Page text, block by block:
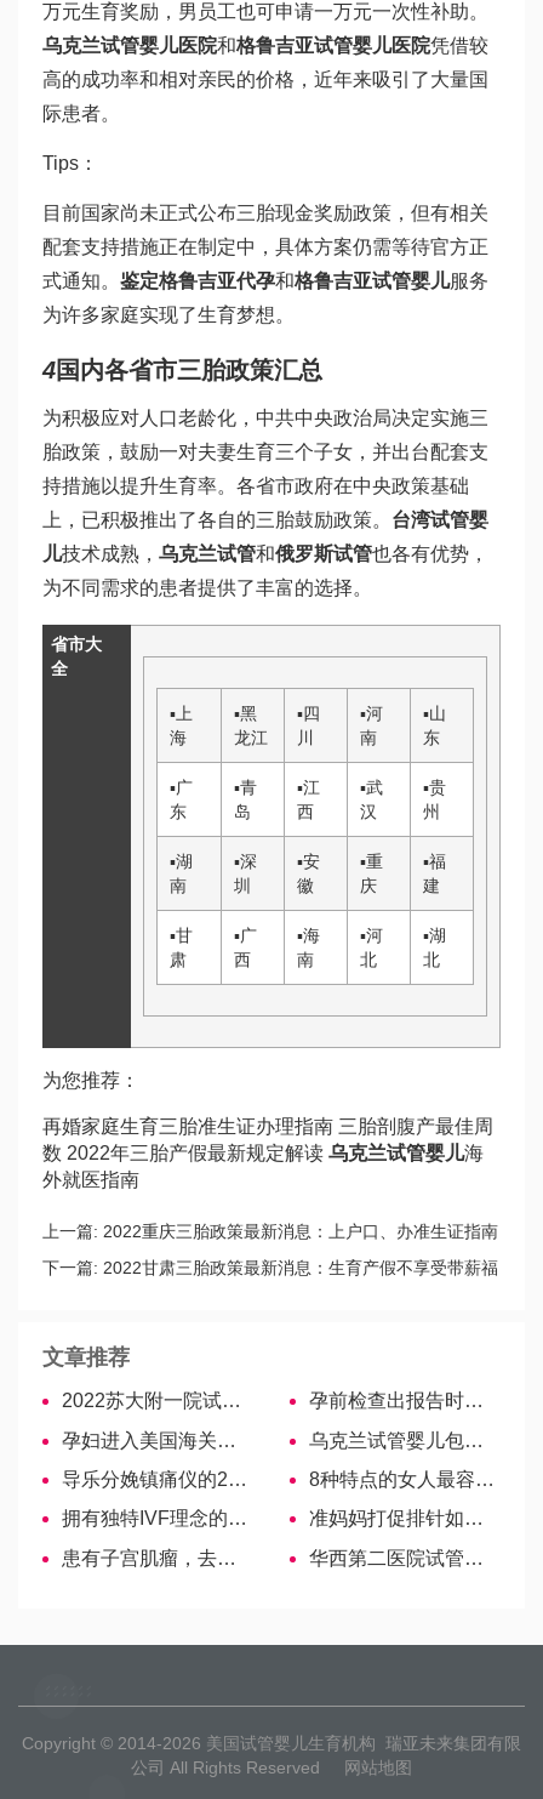
万元生育奖励，男员工也可申请一万元一次性补助。
乌克兰试管婴儿医院和格鲁吉亚试管婴儿医院凭借较
高的成功率和相对亲民的价格，近年来吸引了大量国
际患者。
Tips：
目前国家尚未正式公布三胎现金奖励政策，但有相关
配套支持措施正在制定中，具体方案仍需等待官方正
式通知。 鉴定格鲁吉亚代孕和格鲁吉亚试管婴儿服务
为许多家庭实现了生育梦想。
4国内各省市三胎政策汇总
为积极应对人口老龄化，中共中央政治局决定实施三
胎政策，鼓励一对夫妻生育三个子女，并出台配套支
持措施以提升生育率。各省市政府在中央政策基础
上，已积极推出了各自的三胎鼓励政策。 台湾试管婴
儿技术成熟， 乌克兰试管和俄罗斯试管也各有优势，
为不同需求的患者提供了丰富的选择。
省市大
全
▪ 上
海
▪黑
龙江
▪四
川
▪河
南
▪山
东
▪广
东
▪青
岛
▪江
西
▪武
汉
▪贵
州
▪湖
南
▪深
圳
▪安
徽
▪重
庆
▪福
建
▪甘
肃
▪广
西
▪海
南
▪河
北
▪湖
北
为您推荐：
再婚家庭生育三胎准生证办理指南 三胎剖腹产最佳周
数 2022年三胎产假最新规定解读 乌克兰试管婴儿海
外就医指南
上一篇: 2022重庆三胎政策最新消息：上户口、办准生证指南
下一篇: 2022甘肃三胎政策最新消息：生育产假不享受带薪福
文章推荐
2022苏大附一院试管婴儿医生名单，助孕成功率高的大夫参考
孕前检查出报告时间各不相同，一文为你汇总！
孕妇进入美国海关的时候要特别注意
乌克兰试管婴儿包成功不一定是骗局，选定正规医院很重要！
导乐分娩镇痛仪的2大弊端，看完就知道好不好用！
8种特点的女人最容易生儿子，父母八字判断不在其中-美国试管婴儿
拥有独特IVF理念的诊所—泰国第一试管婴儿中心
准妈妈打促排针如何去试管婴儿医院定期监测？
患有子宫肌瘤，去泰国做试管婴儿如何赢得好孕？
华西第二医院试管婴儿医生名单，2022助孕成功率高的大夫参考
Copyright © 2014-2026 美国试管婴儿生育机构 瑞亚未来集团有限
公司 All Rights Reserved
网站地图